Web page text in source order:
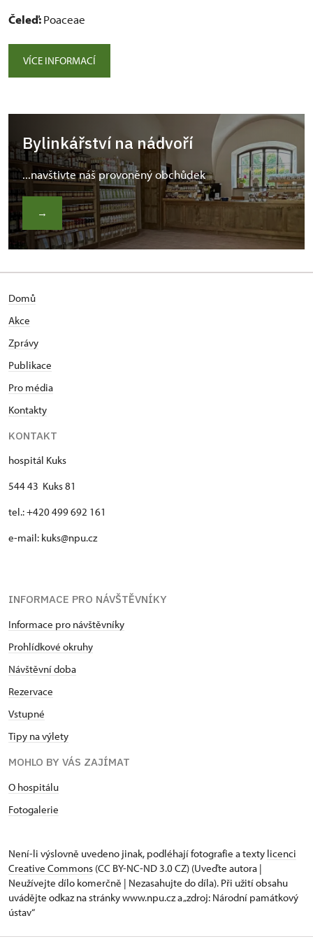
Čeleď:Poaceae
VÍCE INFORMACÍ
Bylinkářství na nádvoří
...navštivte náš provoněný obchůdek
→
Domů
Akce
Zprávy
Publikace
Pro média
Kontakty
KONTAKT
hospitál Kuks
544 43 Kuks 81
tel.: +420 499 692 161
e-mail: kuks@npu.cz
INFORMACE PRO NÁVŠTĚVNÍKY
Informace pro návštěvníky
Prohlídkové okruhy
Návštěvní doba
Rezervace
Vstupné
Tipy na výlety
MOHLO BY VÁS ZAJÍMAT
O hospitálu
Fotogalerie
Není-li výslovně uvedeno jinak, podléhají fotografie a texty licenci
Creative Commons (CC BY-NC-ND 3.0 CZ) (Uveďte autora |
Neužívejte dílo komerčně | Nezasahujte do díla). Při užití obsahu
uvádějte odkaz na stránky www.npu.cz a „zdroj: Národní památkový
ústav“